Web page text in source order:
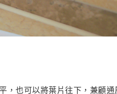
，也可以將葉片往下，兼顧通